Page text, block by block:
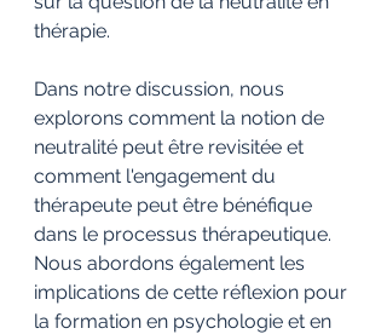
thérapie.
Dans notre discussion, nous
explorons comment la notion de
neutralité peut être revisitée et
comment l'engagement du
thérapeute peut être bénéfique
dans le processus thérapeutique.
Nous abordons également les
implications de cette réflexion pour
la formation en psychologie et en